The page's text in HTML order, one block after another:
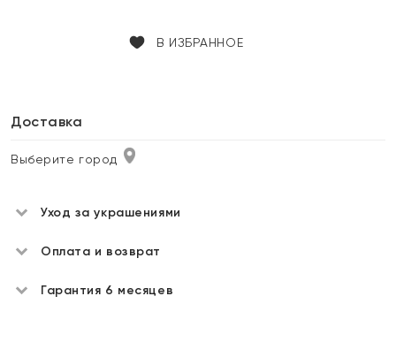
В ИЗБРАННОЕ
Доставка
Выберите город
Уход за украшениями
Оплата и возврат
Гарантия 6 месяцев